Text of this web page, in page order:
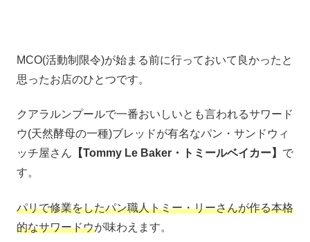
MCO(活動制限令)が始まる前に行っておいて良かったと
思ったお店のひとつです。
クアラルンプールで一番おいしいとも言われるサワード
ウ(天然酵母の一種)ブレッドが有名なパン・サンドウィ
ッチ屋さん 【Tommy Le Baker・トミールベイカー】 で
す。
パリで修業をしたパン職人トミー・リーさんが作る本格
的なサワードウが味わえます。